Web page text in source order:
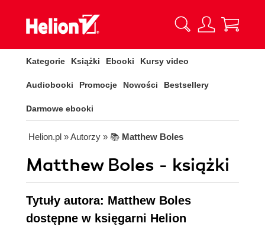
Kategorie Książki Ebooki Kursy video
Audiobooki Promocje Nowości Bestsellery
Darmowe ebooki
Helion.pl » Autorzy » 📚 Matthew Boles
Matthew Boles - książki
Tytuły autora: Matthew Boles
dostępne w księgarni Helion